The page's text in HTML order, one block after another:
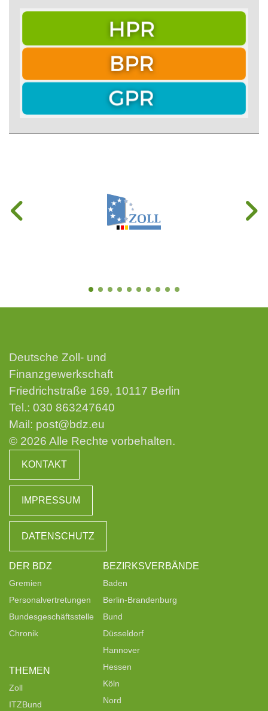
Deutsche Zoll- und
Finanzgewerkschaft
Friedrichstraße 169, 10117 Berlin
Tel.: 030 863247640
Mail: post@bdz.eu
© 2026 Alle Rechte vorbehalten.
KONTAKT
IMPRESSUM
DATENSCHUTZ
DER BDZ
Gremien
Personalvertretungen
Bundesgeschäftsstelle
Chronik
THEMEN
Zoll
ITZBund
BEZIRKSVERBÄNDE
Baden
Berlin-Brandenburg
Bund
Düsseldorf
Hannover
Hessen
Köln
Nord